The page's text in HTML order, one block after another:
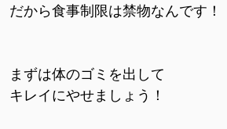
だから食事制限は禁物なんです！
まずは体のゴミを出して
キレイにやせましょう！